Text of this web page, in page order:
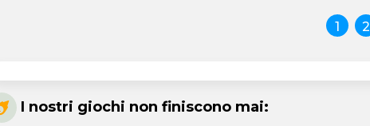
1 2
I nostri giochi non finiscono mai: